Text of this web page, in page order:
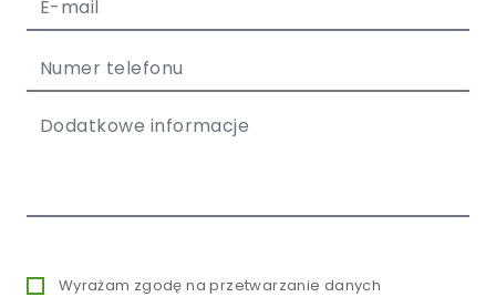
Wyrażam zgodę na przetwarzanie danych